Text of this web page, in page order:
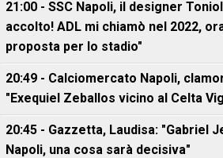
21:00 - SSC Napoli, il designer
accolto! ADL mi chiamò nel 2022,
proposta per lo stadio"
20:49 - Calciomercato Napoli,
"Exequiel Zeballos vicino al Celta
20:45 - Gazzetta, Laudisa: "Gabriel
Napoli, una cosa sarà decisiva"